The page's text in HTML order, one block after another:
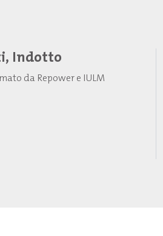
Indotto
da Repower e IULM